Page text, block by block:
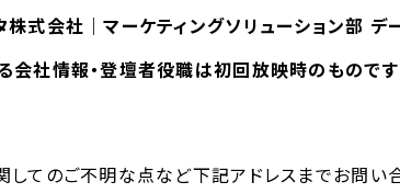
株式会社｜マーケティングソリューション部
会社情報・登壇者役職は初回放映時のものです
してのご不明な点など下記アドレスまでお問い